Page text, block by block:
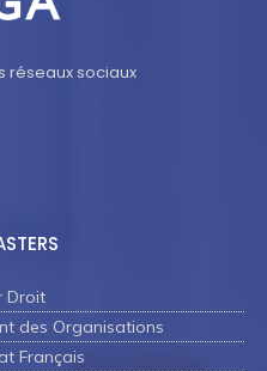
réseaux sociaux
Droit
des Organisations
Français